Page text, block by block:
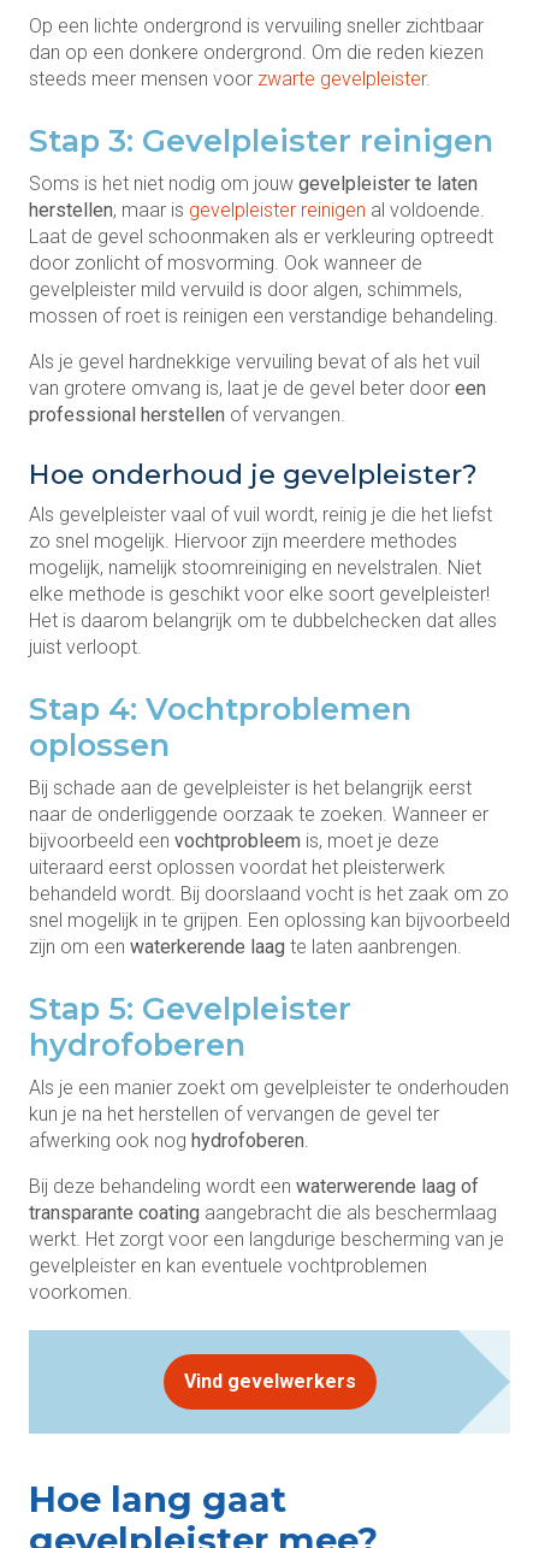
Op een lichte ondergrond is vervuiling sneller zichtbaar
dan op een donkere ondergrond. Om die reden kiezen
steeds meer mensen voor zwarte gevelpleister.
Stap 3: Gevelpleister reinigen
Soms is het niet nodig om jouw gevelpleister te laten
herstellen, maar is gevelpleister reinigen al voldoende.
Laat de gevel schoonmaken als er verkleuring optreedt
door zonlicht of mosvorming. Ook wanneer de
gevelpleister mild vervuild is door algen, schimmels,
mossen of roet is reinigen een verstandige behandeling.
Als je gevel hardnekkige vervuiling bevat of als het vuil
van grotere omvang is, laat je de gevel beter door een
professional herstellen of vervangen.
Hoe onderhoud je gevelpleister?
Als gevelpleister vaal of vuil wordt, reinig je die het liefst
zo snel mogelijk. Hiervoor zijn meerdere methodes
mogelijk, namelijk stoomreiniging en nevelstralen. Niet
elke methode is geschikt voor elke soort gevelpleister!
Het is daarom belangrijk om te dubbelchecken dat alles
juist verloopt.
Stap 4: Vochtproblemen
oplossen
Bij schade aan de gevelpleister is het belangrijk eerst
naar de onderliggende oorzaak te zoeken. Wanneer er
bijvoorbeeld een vochtprobleem is, moet je deze
uiteraard eerst oplossen voordat het pleisterwerk
behandeld wordt. Bij doorslaand vocht is het zaak om zo
snel mogelijk in te grijpen. Een oplossing kan bijvoorbeeld
zijn om een waterkerende laag te laten aanbrengen.
Stap 5: Gevelpleister
hydrofoberen
Als je een manier zoekt om gevelpleister te onderhouden
kun je na het herstellen of vervangen de gevel ter
afwerking ook nog hydrofoberen.
Bij deze behandeling wordt een waterwerende laag of
transparante coating aangebracht die als beschermlaag
werkt. Het zorgt voor een langdurige bescherming van je
gevelpleister en kan eventuele vochtproblemen
voorkomen.
Vind gevelwerkers
Hoe lang gaat